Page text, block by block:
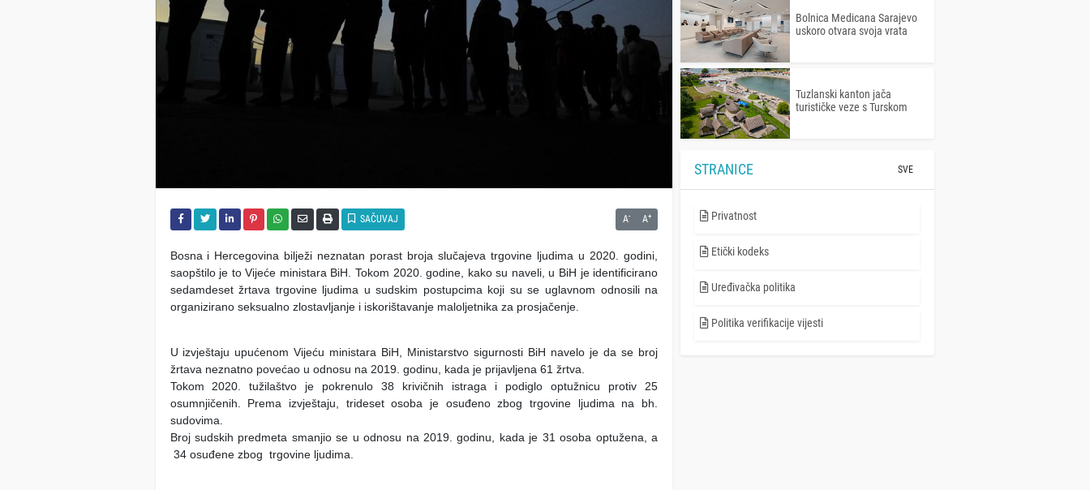
SAČUVAJ A- A+
Bosna i Hercegovina bilježi neznatan porast broja slučajeva trgovine ljudima u 2020. godini,
saopštilo je to Vijeće ministara BiH. Tokom 2020. godine, kako su naveli, u BiH je identificirano
sedamdeset žrtava trgovineljudima u sudskim postupcima koji su se uglavnom odnosili na
organizirano seksualno zlostavljanje i iskorištavanje maloljetnika za prosjačenje.
U izvještaju upućenom Vijeću ministara BiH, Ministarstvo sigurnosti BiH navelo je da se broj
žrtava neznatno povećao u odnosu na 2019. godinu, kada je prijavljena 61 žrtva.
Tokom 2020. tužilaštvo je pokrenulo 38 krivičnih istraga i podiglo optužnicu protiv 25
osumnjičenih. Prema izvještaju, trideset osoba je osuđeno zbog trgovine ljudima na bh.
sudovima.
Broj sudskih predmeta smanjio se u odnosu na 2019. godinu, kada je 31 osoba optužena, a
34 osuđene zbog trgovine ljudima.
Bolnica Medicana Sarajevo
uskoro otvara svoja vrata
Tuzlanski kanton jača
turističke veze s Turskom
STRANICE SVE
Privatnost
Etički kodeks
Uređivačka politika
Politika verifikacije vijesti